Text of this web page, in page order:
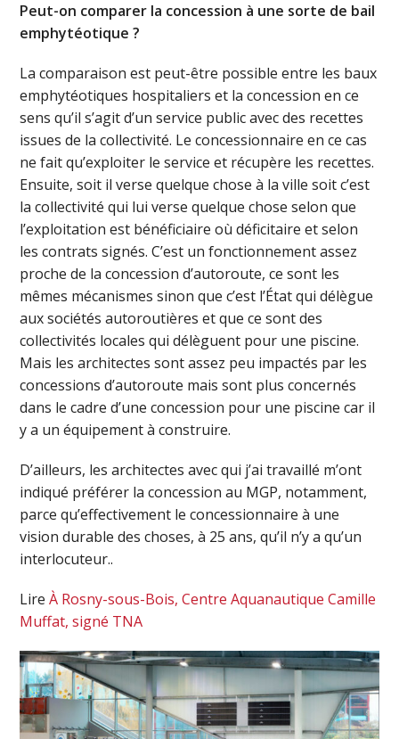
Peut-on comparer la concession à une sorte de bail
emphytéotique ?
La comparaison est peut-être possible entre les baux
emphytéotiques hospitaliers et la concession en ce
sens qu’il s’agit d’un service public avec des recettes
issues de la collectivité. Le concessionnaire en ce cas
ne fait qu’exploiter le service et récupère les recettes.
Ensuite, soit il verse quelque chose à la ville soit c’est
la collectivité qui lui verse quelque chose selon que
l’exploitation est bénéficiaire où déficitaire et selon
les contrats signés. C’est un fonctionnement assez
proche de la concession d’autoroute, ce sont les
mêmes mécanismes sinon que c’est l’État qui délègue
aux sociétés autoroutières et que ce sont des
collectivités locales qui délèguent pour une piscine.
Mais les architectes sont assez peu impactés par les
concessions d’autoroute mais sont plus concernés
dans le cadre d’une concession pour une piscine car il
y a un équipement à construire.
D’ailleurs, les architectes avec qui j’ai travaillé m’ont
indiqué préférer la concession au MGP, notamment,
parce qu’effectivement le concessionnaire à une
vision durable des choses, à 25 ans, qu’il n’y a qu’un
interlocuteur..
LireÀ Rosny-sous-Bois, Centre Aquanautique Camille
Muffat, signé TNA